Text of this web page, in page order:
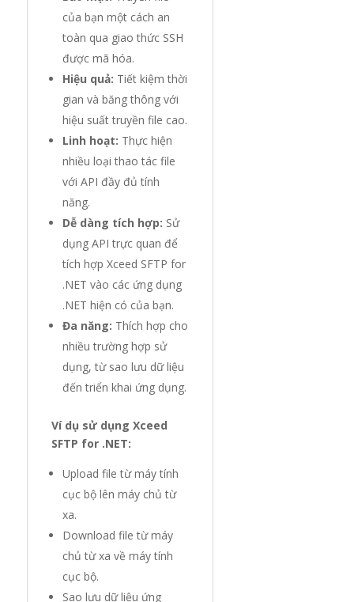
của bạn một cách an
toàn qua giao thức SSH
được mã hóa.
Hiệu quả: Tiết kiệm thời
gian và băng thông với
hiệu suất truyền file cao.
Linh hoạt: Thực hiện
nhiều loại thao tác file
với API đầy đủ tính
năng.
Dễ dàng tích hợp: Sử
dụng API trực quan để
tích hợp Xceed SFTP for
.NET vào các ứng dụng
.NET hiện có của bạn.
Đa năng: Thích hợp cho
nhiều trường hợp sử
dụng, từ sao lưu dữ liệu
đến triển khai ứng dụng.
Ví dụ sử dụng Xceed
SFTP for .NET:
Upload file từ máy tính
cục bộ lên máy chủ từ
xa.
Download file từ máy
chủ từ xa về máy tính
cục bộ.
Sao lưu dữ liệu ứng